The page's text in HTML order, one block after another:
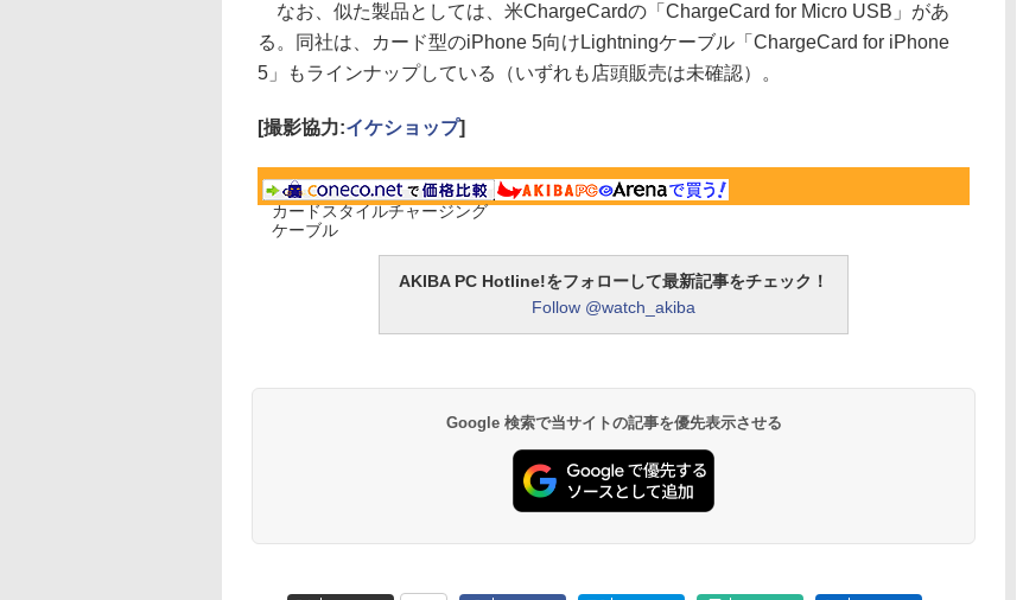
なお、似た製品としては、米ChargeCardの「ChargeCard for Micro USB」があ
る。同社は、カード型のiPhone 5向けLightningケーブル「ChargeCard for iPhone
5」もラインナップしている（いずれも店頭販売は未確認）。
[撮影協力:イケショップ]
カードスタイルチャージング
ケーブル
AKIBA PC Hotline!をフォローして最新記事をチェック！
Follow @watch_akiba
Google 検索で当サイトの記事を優先表示させる